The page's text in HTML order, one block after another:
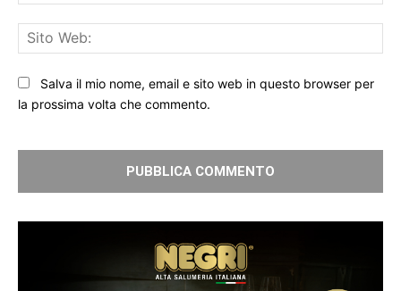
Salva il mio nome, email e sito web in questo browser per
la prossima volta che commento.